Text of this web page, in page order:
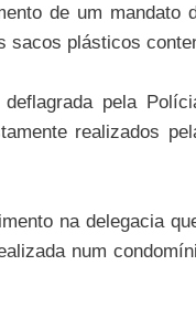
de um
sacos plásticos
pela
realizados
na delegacia
num